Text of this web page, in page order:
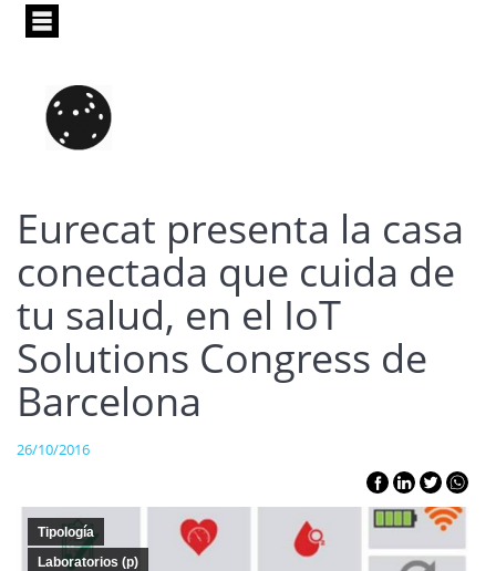
Pasar
principal
Eurecat presenta la casa
conectada que cuida de
tu salud, en el IoT
Solutions Congress de
Barcelona
26/10/2016
Tipología
Laboratorios (p)